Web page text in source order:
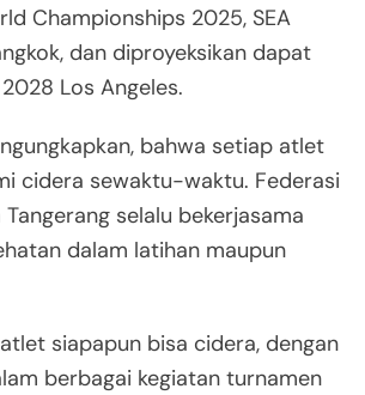
Championships 2025, SEA
dan diproyeksikan dapat
Los Angeles.
bahwa setiap atlet
cidera sewaktu-waktu. Federasi
selalu bekerjasama
dalam latihan maupun
siapapun bisa cidera, dengan
berbagai kegiatan turnamen